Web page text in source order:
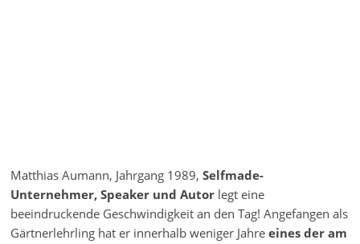
Matthias Aumann, Jahrgang 1989,Selfmade-
Unternehmer, Speaker und Autor legt eine
beeindruckende Geschwindigkeit an den Tag! Angefangen als
Gärtnerlehrling hat er innerhalb weniger Jahreeines der am